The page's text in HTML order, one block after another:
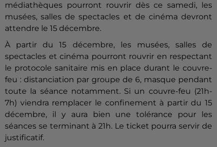
médiathèques pourront rouvrir dès ce samedi, les
musées, salles de spectacles et de cinéma devront
attendre le 15 décembre.
À partir du 15 décembre, les musées, salles de
spectacles et cinéma pourront rouvrir en respectant
le protocole sanitaire mis en place durant le couvre-
feu : distanciation par groupe de 6, masque pendant
toute la séance notamment. Si un couvre-feu (21h-
7h) viendra remplacer le confinement à partir du 15
décembre, il y aura bien une tolérance pour les
séances se terminant à 21h. Le ticket pourra servir de
justificatif.